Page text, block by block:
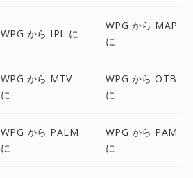
WPG から IPL に
WPG から MAP
に
WPG から MTV
に
WPG から OTB
に
WPG から PALM
に
WPG から PAM
に